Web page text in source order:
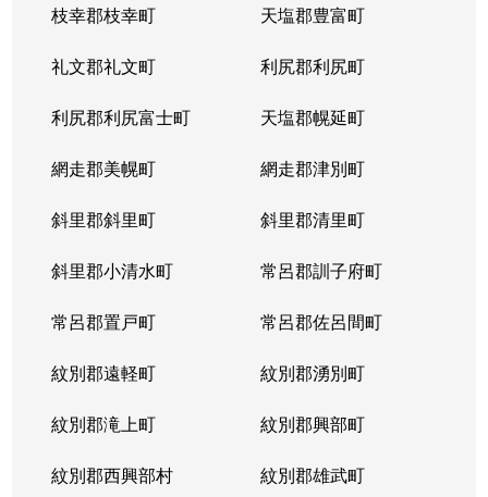
枝幸郡枝幸町 天塩郡豊富町
礼文郡礼文町 利尻郡利尻町
利尻郡利尻富士町 天塩郡幌延町
網走郡美幌町 網走郡津別町
斜里郡斜里町 斜里郡清里町
斜里郡小清水町 常呂郡訓子府町
常呂郡置戸町 常呂郡佐呂間町
紋別郡遠軽町 紋別郡湧別町
紋別郡滝上町 紋別郡興部町
紋別郡西興部村 紋別郡雄武町